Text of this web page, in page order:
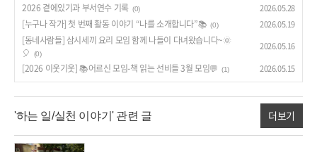
2026 곁에있기과 부서연수 기록 (0) 2026.05.28
[누구나 작가] 첫 번째 활동 이야기 “나를 소개합니다”📚 (0) 2026.05.19
[동네사람들] 삼시세끼 요리 모임 함께 나들이 다녀왔습니다~🌞
🎈
(0)
2026.05.16
[2026 이웃기웃] 📚어르신 모임-책 읽는 선비들 3월 모임💬 (1) 2026.05.15
'하는 일/실천 이야기' 관련 글 더보기